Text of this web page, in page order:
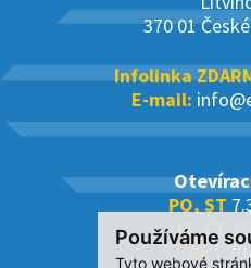
Používáme
Tyto webové
370 01
Infolinka
E-mail:
PO, ST
ÚT, ČT
PÁ